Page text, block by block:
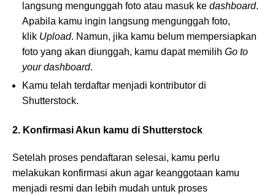
langsung mengunggah foto atau masuk ke dashboard.
Apabila kamu ingin langsung mengunggah foto,
klik Upload. Namun, jika kamu belum mempersiapkan
foto yang akan diunggah, kamu dapat memilih Go to
your dashboard.
Kamu telah terdaftar menjadi kontributor di
Shutterstock.
2. Konfirmasi Akun kamu di Shutterstock
Setelah proses pendaftaran selesai, kamu perlu
melakukan konfirmasi akun agar keanggotaan kamu
menjadi resmi dan lebih mudah untuk proses